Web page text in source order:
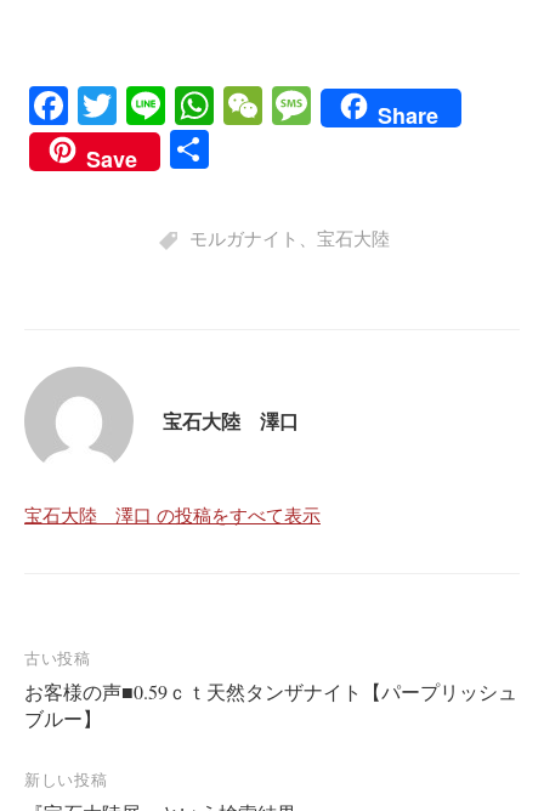
Fa
ce
bo
T
wi
tte
Li
ne
W
A
pp
W
ha
t
M
es
ge
Share
Save
モルガナイト 、 宝石大陸
宝石大陸 澤口
宝石大陸 澤口 の投稿をすべて表示
投
稿
ナ
ビ
古い投稿
お客様の声■0.59ｃｔ天然タンザナイト【パープリッシュ
ブルー】
新しい投稿